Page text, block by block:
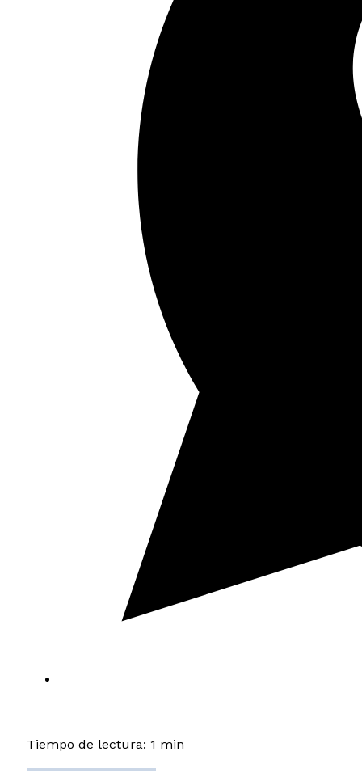
Tiempo de lectura: 1 min